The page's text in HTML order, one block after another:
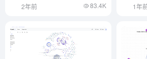
2年前 83.4K 1年